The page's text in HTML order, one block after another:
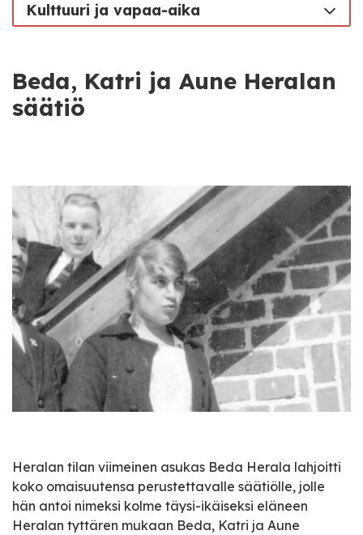
Kulttuuri ja vapaa-aika
Beda, Katri ja Aune Heralan
säätiö
Heralan tilan viimeinen asukas Beda Herala lahjoitti
koko omaisuutensa perustettavalle säätiölle, jolle
hän antoi nimeksi kolme täysi-ikäiseksi eläneen
Heralan tyttären mukaan Beda, Katri ja Aune